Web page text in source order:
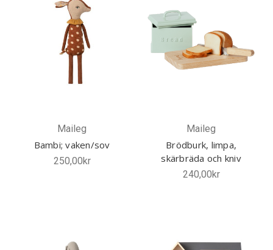
Maileg
Bambi; vaken/sov
250,00kr
Maileg
Brödburk, limpa,
skärbräda och kniv
240,00kr